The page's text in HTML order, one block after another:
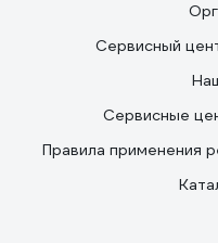
Сервисный
Сервисные
Правила применения